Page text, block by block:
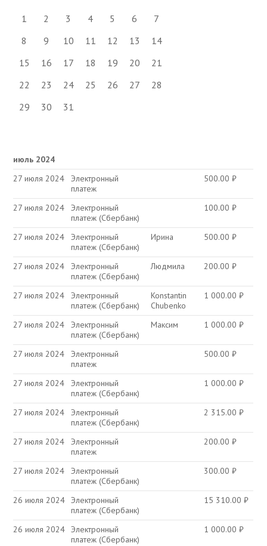
1 2 3 4 5 6
7
8
9 10 11 12 13
14
15
16 17 18 19 20
21
22
23 24 25 26 27
28
29
30 31
июль 2024
27 июля 2024
Электронный
платеж
500.00₽
27 июля 2024
Электронный
платеж (Сбербанк)
100.00₽
27 июля 2024
Электронный
платеж (Сбербанк)
Ирина 500.00₽
27 июля 2024
Электронный
платеж (Сбербанк)
Людмила 200.00₽
27 июля 2024
Электронный
платеж (Сбербанк)
Konstantin
Chubenko
1 000.00₽
27 июля 2024
Электронный
платеж (Сбербанк)
Максим 1 000.00₽
27 июля 2024
Электронный
платеж
500.00₽
27 июля 2024
Электронный
платеж (Сбербанк)
1 000.00₽
27 июля 2024
Электронный
платеж (Сбербанк)
2 315.00₽
27 июля 2024
Электронный
платеж
200.00₽
27 июля 2024
Электронный
платеж (Сбербанк)
300.00₽
26 июля 2024 Электронный
платеж (Сбербанк)
15 310.00₽
26 июля 2024 Электронный
платеж (Сбербанк)
1 000.00₽